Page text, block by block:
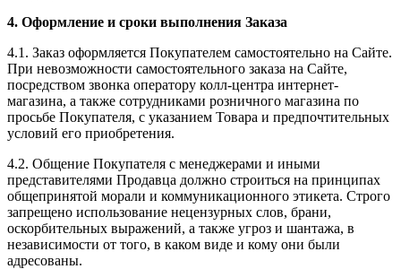
4. Оформление и сроки выполнения Заказа
4.1. Заказ оформляется Покупателем самостоятельно на Сайте.
При невозможности самостоятельного заказа на Сайте,
посредством звонка оператору колл-центра интернет-
магазина, а также сотрудниками розничного магазина по
просьбе Покупателя, с указанием Товара и предпочтительных
условий его приобретения.
4.2. Общение Покупателя с менеджерами и иными
представителями Продавца должно строиться на принципах
общепринятой морали и коммуникационного этикета. Строго
запрещено использование нецензурных слов, брани,
оскорбительных выражений, а также угроз и шантажа, в
независимости от того, в каком виде и кому они были
адресованы.